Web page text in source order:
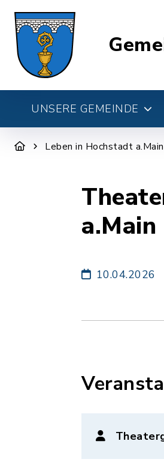
UNSERE GEMEINDE
Leben in Hochstadt a.Main
a.Main
10.04.2026